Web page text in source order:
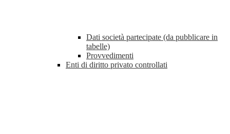
Dati società partecipate (da pubblicare in
tabelle)
Provvedimenti
Enti di diritto privato controllati